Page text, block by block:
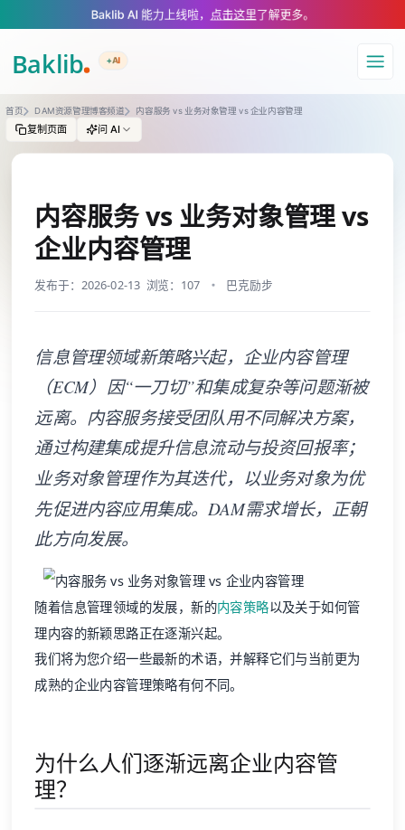
A Markdown version of this page is available at https://
Baklib AI 能力上线啦， 点击这里了解更多。
+AI
导航
首页 DAM资源管理博客频道 内容服务 vs 业务对象管理 vs 企业内容管理
复制页面 问 AI
内容服务 vs 业务对象管理 vs
企业内容管理
发布于：2026-02-13 浏览：107 巴克励步
信息管理领域新策略兴起，企业内容管理
（ECM）因“一刀切”和集成复杂等问题渐被
远离。内容服务接受团队用不同解决方案，
通过构建集成提升信息流动与投资回报率；
业务对象管理作为其迭代，以业务对象为优
先促进内容应用集成。DAM需求增长，正朝
此方向发展。
随着信息管理领域的发展，新的内容策略以及关于如何管
理内容的新颖思路正在逐渐兴起。
我们将为您介绍一些最新的术语，并解释它们与当前更为
成熟的企业内容管理策略有何不同。
为什么人们逐渐远离企业内容管
理？